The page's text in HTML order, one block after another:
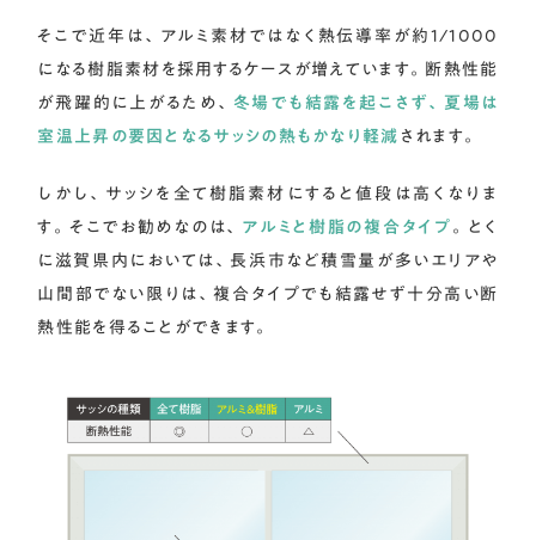
そこで近年は、アルミ素材ではなく熱伝導率が約1/1000
になる樹脂素材を採用するケースが増えています。断熱性能
が飛躍的に上がるため、 冬場でも結露を起こさず、夏場は
室温上昇の要因となるサッシの熱もかなり軽減 されます。
しかし、サッシを全て樹脂素材にすると値段は高くなりま
す。そこでお勧めなのは、 アルミと樹脂の複合タイプ 。とく
に滋賀県内においては、長浜市など積雪量が多いエリアや
山間部でない限りは、複合タイプでも結露せず十分高い断
熱性能を得ることができます。